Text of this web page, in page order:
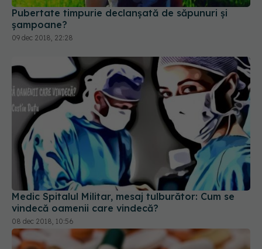
Pubertate timpurie declanșată de săpunuri și
șampoane?
09 dec 2018, 22:28
Medic Spitalul Militar, mesaj tulburător: Cum se
vindecă oamenii care vindecă?
08 dec 2018, 10:56